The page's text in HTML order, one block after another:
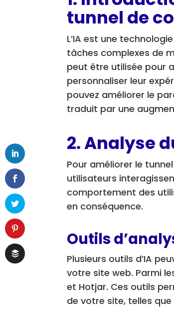
tunnel de
L’IA est une
tâches complexes de
peut être utilisée pour
personnaliser leur
pouvez améliorer le
traduit par une
2. Analyse
Pour améliorer le
utilisateurs
comportement des
en conséquence.
Outils
Plusieurs outils d’IA
votre site web. Parmi
et Hotjar. Ces outils
de votre site, telles